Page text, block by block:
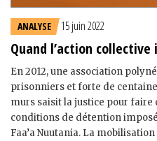
ANALYSE 15 juin 2022
Quand l’action
En 2012, une association
prisonniers et forte de
murs saisit la justice pour faire
conditions de détention
Faa’a Nuutania. La